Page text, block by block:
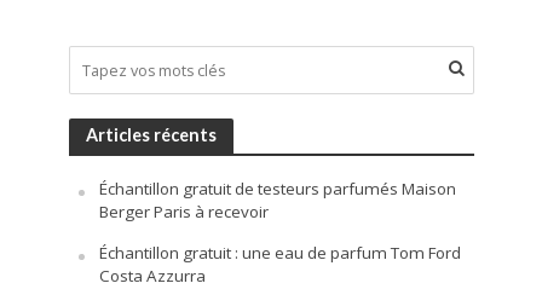
Articles récents
Échantillon gratuit de testeurs parfumés Maison
Berger Paris à recevoir
Échantillon gratuit : une eau de parfum Tom Ford
Costa Azzurra